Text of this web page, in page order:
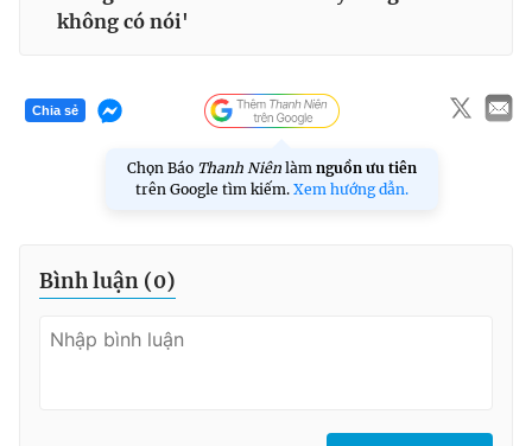
không có nói'
Chia sẻ
Chọn Báo Thanh Niên làm nguồn ưu tiên
trên Google tìm kiếm. Xem hướng dẫn.
Bình luận (0)